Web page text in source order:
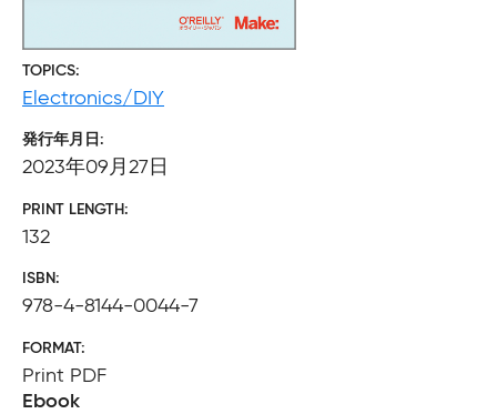
TOPICS
Electronics/DIY
発行年月日
2023年09月27日
PRINT LENGTH
132
ISBN
978-4-8144-0044-7
FORMAT
Print PDF
Ebook